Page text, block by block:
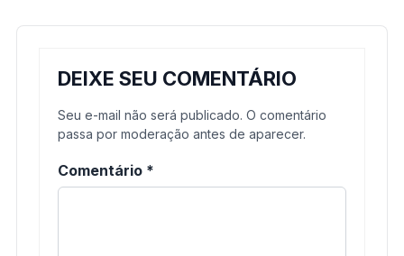
DEIXE SEU COMENTÁRIO
Seu e-mail não será publicado. O comentário
passa por moderação antes de aparecer.
Comentário *